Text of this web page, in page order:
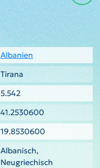
Albanien
Tirana
5.542
41.2530600
19.8530600
Albanisch,
Neugriechisch